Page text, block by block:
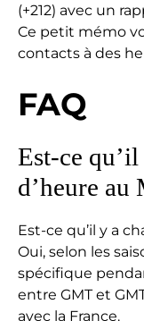
(+212) avec un
Ce petit mémo
contacts à des
FAQ
Est-ce
d’heure au
Est-ce qu’il y a
Oui, selon les
spécifique
entre GMT et
avec la France.